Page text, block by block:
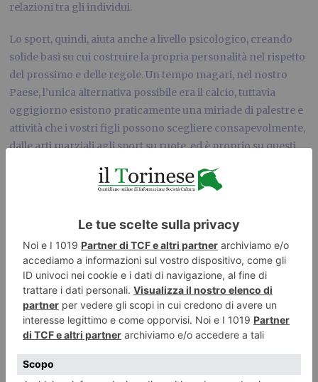
relazioni tra gli individui.
Lo sport, quindi, aiuta anche a livello psicologico, creando
solide basi su cui costruire la propria personalità nel rispetto
del prossimo e delle regole. Un tempo magari, nel nostro
Paese, l’unica alternativa possibile era il calcio, tuttavia
oggigiorno esistono praticamente una miriade di palestre e
attività che i vostri figli possono scegliere consapevolmente,
dalle arti marziali agli sport su ruote, ed è proprio su questi
Quando si parla di sport su ruote, intendiamo comunque
escluse moto, quad (eccodove potete acquistarne di mini
qualora abbiate bambini molto piccoli) e auto da corsa.
Vediamo dunque insieme quali sono questi sport.
Ciclismo
La bici è il mezzo di locomozione perfetto per i bambini